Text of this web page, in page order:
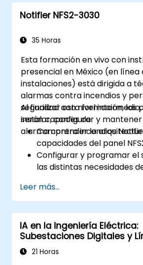
Notifier NFS2-3030
35 Horas
Esta formación en vivo con
presencial en México (en línea
instalaciones) está dirigida a
alarmas contra incendios y
seguridad con nivel
instalar, configurar y
alarma contra incendios
Al finalizar esta formación, los
serán capaces de:
Comprender la
capacidades del panel
Configurar y programar el
las distintas necesidades
Ejecutar procedimientos
de averías y
Integrar el sistema con
componentes de
contra incendios.
Leer más...
IA en la Ingeniería Eléctrica:
Subestaciones Digitales y
Transmisión
21 Horas